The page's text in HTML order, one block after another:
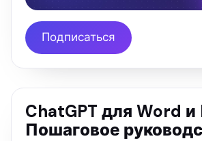
Подписаться
ChatGPT для Word и
Пошаговое